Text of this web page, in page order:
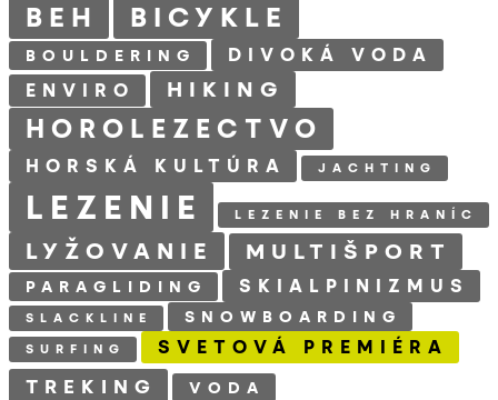
BEH
BICYKLE
BOULDERING
DIVOKÁ VODA
ENVIRO
HIKING
HOROLEZECTVO
HORSKÁ KULTÚRA JACHTING
LEZENIE LEZENIE BEZ HRANÍC
LYŽOVANIE MULTIŠPORT
PARAGLIDING SKIALPINIZMUS
SLACKLINE SNOWBOARDING
SURFING SVETOVÁ PREMIÉRA
TREKING
VODA